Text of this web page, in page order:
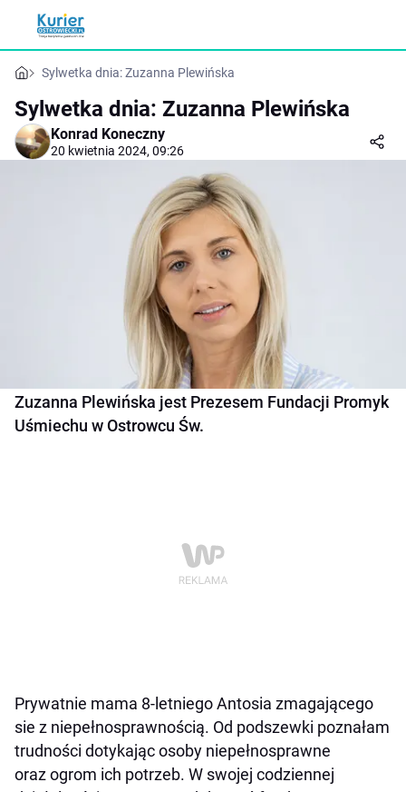
Sylwetka dnia: Zuzanna Plewińska
Sylwetka dnia: Zuzanna Plewińska
Konrad Koneczny
20 kwietnia 2024, 09:26
Zuzanna Plewińska jest Prezesem Fundacji Promyk
Uśmiechu w Ostrowcu Św.
Prywatnie mama 8-letniego Antosia zmagającego
sie z niepełnosprawnością. Od podszewki poznałam
trudności dotykając osoby niepełnosprawne
oraz ogrom ich potrzeb. W swojej codziennej